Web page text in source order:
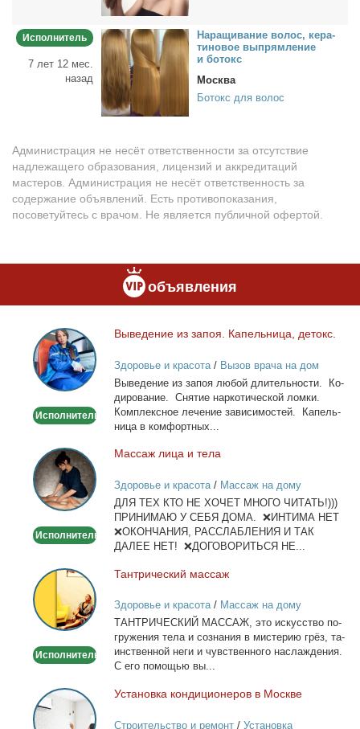
Исполнитель
7 лет 12 мес.
назад
На­ра­щи­ва­ние во­лос, ке­ра­
ти­но­вое вы­прям­ле­ние
и бо­токс
Москва
Ботокс для волос
Администрация не несёт ответственности за отсутствие
надлежащего образования, лицензий и аккредитаций
мастеров. Администрация не несёт ответственность за
содержание объявлений. Есть противопоказания,
посоветуйтесь с врачом. Не является публичной офертой.
объявления
Выведение
из
запоя.
Капельница,
Исполнитель
Вы­ве­де­ние из за­поя. Ка­пель­ни­ца, де­токс.
Здоровье и красота/ Вызов врача на дом
Вы­ве­де­ние из за­поя лю­бой дли­тель­но­сти. Ко­
ди­ро­ва­ние. Сня­тие нар­ко­ти­че­ской лом­ки.
Ком­плекс­ное ле­че­ние за­ви­си­мо­стей. Ка­пель­
ни­ца в ком­форт­ных...
Массаж
лица
и
тела
Исполнитель
Мас­саж ли­ца и те­ла
Здоровье и красота/ Массаж на дому
ДЛЯ ТЕХ КТО НЕ ХОЧЕТ МНОГО ЧИТАТЬ!)))
ПРИНИМАЮ У СЕБЯ ДОМА. ❌ИНТИМА НЕТ
❌ОКОНЧАНИЯ, РАССЛАБЛЕНИЯ И ТАК
ДАЛЕЕ НЕТ! ❌ДОГОВОРИТЬСЯ НЕ...
Тантрический
массаж
Исполнитель
Тан­три­че­ский мас­саж
Здоровье и красота/ Массаж на дому
ТАНТРИЧЕСКИЙ МАССАЖ, это ис­кус­ство по­
гру­же­ния те­ла и со­зна­ния в ми­сте­рию грёз, та­
ин­ствен­ной неги и чув­ствен­но­го на­сла­жде­ния.
С его по­мо­щью вы...
Установка
кондиционеров
Уста­нов­ка кон­ди­ци­о­не­ров в Москве
Строительство и ремонт/ Установка